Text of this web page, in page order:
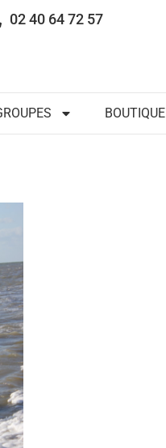
02 40 64 72 57
BOUTIQUE